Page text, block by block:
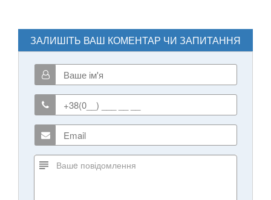
ЗАЛИШІТЬ ВАШ КОМЕНТАР ЧИ ЗАПИТАННЯ